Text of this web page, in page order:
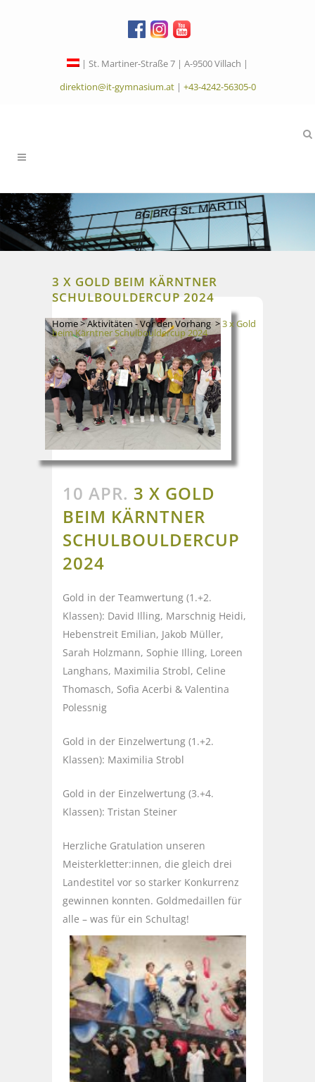
| St. Martiner-Straße 7 | A-9500 Villach |
direktion@it-gymnasium.at| +43-4242-56305-0
3 X GOLD BEIM KÄRNTNER
SCHULBOULDERCUP 2024
Home>Aktivitäten - Vor den Vorhang >3 x Gold
beim Kärntner Schulbouldercup 2024
10 APR. 3 X GOLD
BEIM KÄRNTNER
SCHULBOULDERCUP
2024
Gold in der Teamwertung (1.+2.
Klassen): David Illing, Marschnig Heidi,
Hebenstreit Emilian, Jakob Müller,
Sarah Holzmann, Sophie Illing, Loreen
Langhans, Maximilia Strobl, Celine
Thomasch, Sofia Acerbi & Valentina
Polessnig
Gold in der Einzelwertung (1.+2.
Klassen): Maximilia Strobl
Gold in der Einzelwertung (3.+4.
Klassen): Tristan Steiner
Herzliche Gratulation unseren
Meisterkletter:innen, die gleich drei
Landestitel vor so starker Konkurrenz
gewinnen konnten. Goldmedaillen für
alle – was für ein Schultag!